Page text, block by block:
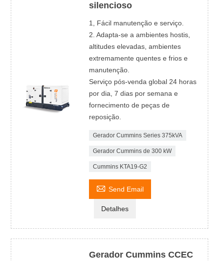
silencioso
1, Fácil manutenção e serviço.
2. Adapta-se a ambientes hostis,
altitudes elevadas, ambientes
extremamente quentes e frios e
manutenção.
Serviço pós-venda global 24 horas
por dia, 7 dias por semana e
fornecimento de peças de
reposição.
Gerador Cummins Series 375kVA
Gerador Cummins de 300 kW
Cummins KTA19-G2
 Send Email
Detalhes
Gerador Cummins CCEC